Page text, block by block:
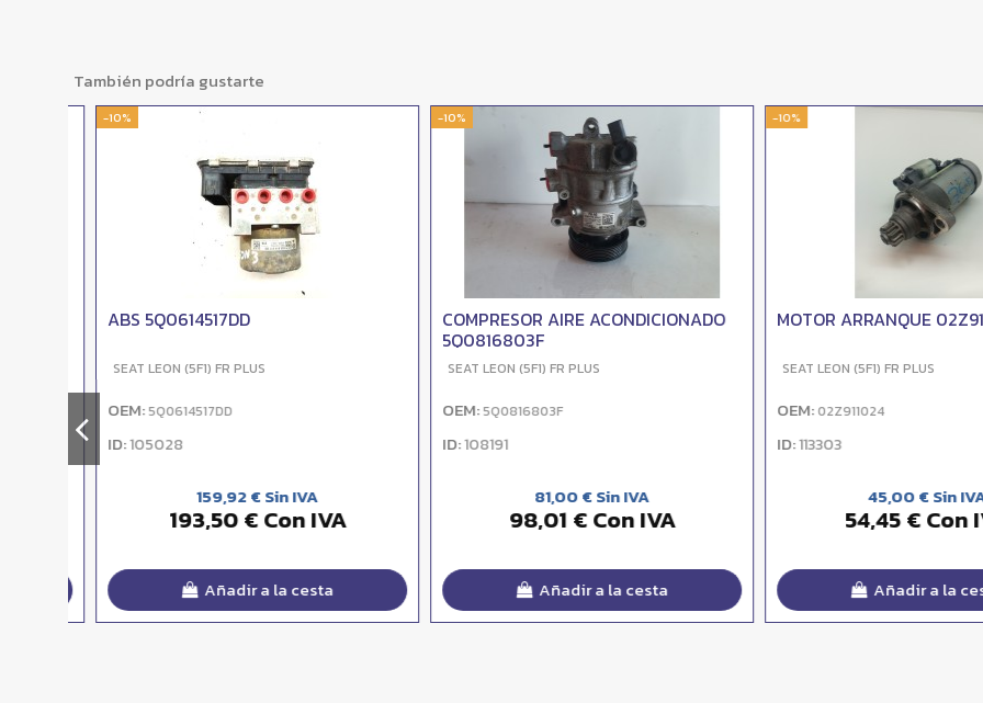
También podría gustarte
-10%
ABS 5Q0614517DD
SEAT LEON (5F1) FR PLUS
OEM:5Q0614517DD
ID: 105028
159,92 € Sin IVA
193,50 € Con IVA
Añadir a la cesta
-10%
COMPRESOR AIRE ACONDICIONADO
5Q0816803F
SEAT LEON (5F1) FR PLUS
OEM:5Q0816803F
108191
81,00 € Sin IVA
98,01 € Con IVA
Añadir a la cesta
-10%
MOTOR ARRANQUE
SEAT LEON (5F1) FR PLUS
OEM:02Z911024
113303
45,00 € Sin IVA
54,45 € Con
Añadir a la cesta